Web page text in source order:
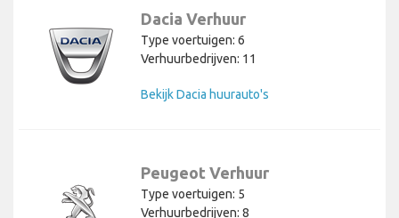
Dacia Verhuur
Type voertuigen: 6
Verhuurbedrijven: 11
Bekijk Dacia huurauto's
Peugeot Verhuur
Type voertuigen: 5
Verhuurbedrijven: 8